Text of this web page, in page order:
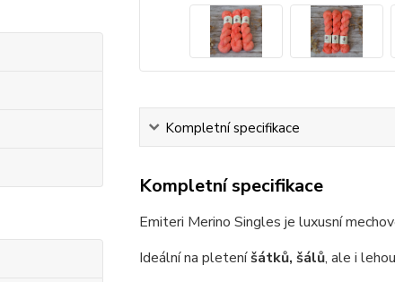
Kompletní specifikace
Kompletní specifikace
Emiteri Merino Singles je luxusní
Ideální na pleteníšátků, šálů, ale i